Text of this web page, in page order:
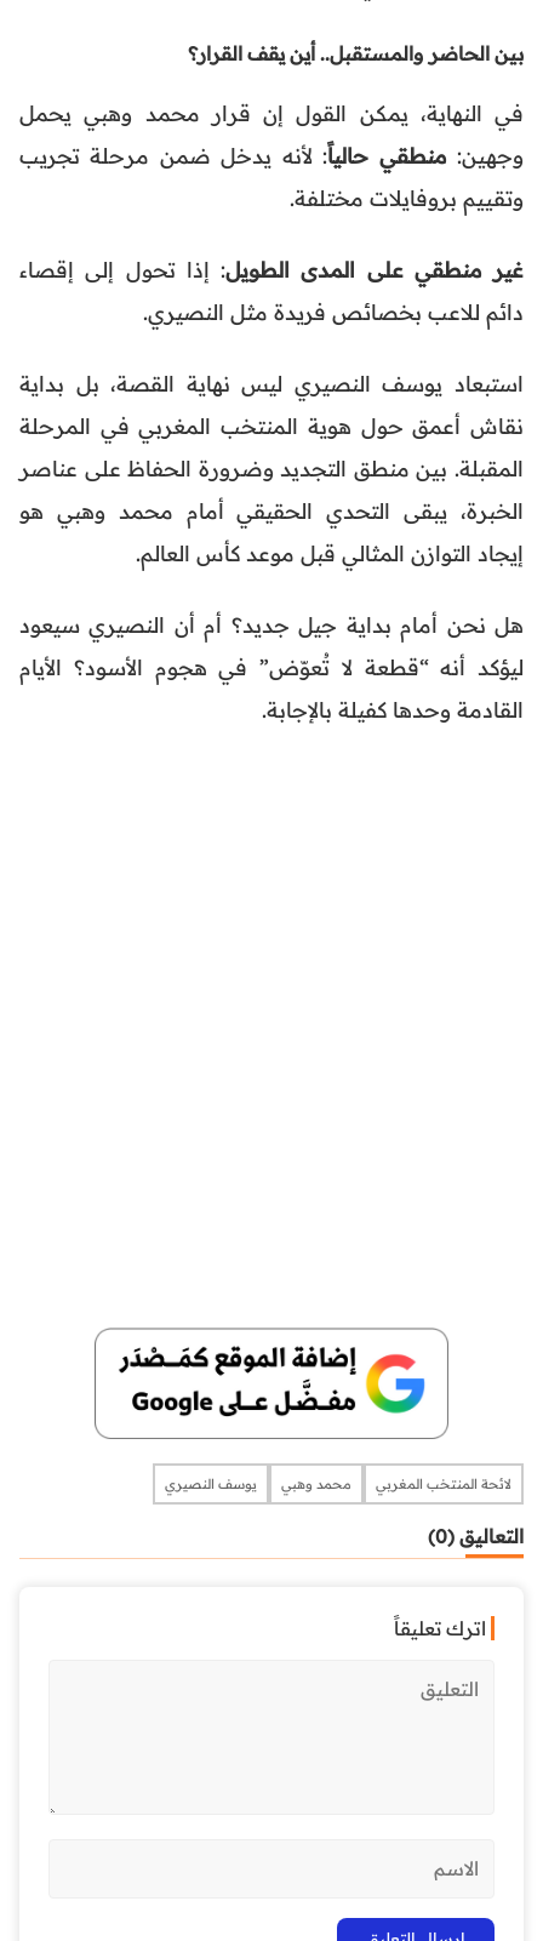
بين الحاضر والمستقبل.. أين يقف القرار؟
في النهاية، يمكن القول إن قرار محمد وهبي يحمل
وجهين: منطقي حالياً: لأنه يدخل ضمن مرحلة تجريب
وتقييم بروفايلات مختلفة.
غير منطقي على المدى الطويل: إذا تحول إلى إقصاء
دائم للاعب بخصائص فريدة مثل النصيري.
استبعاد يوسف النصيري ليس نهاية القصة، بل بداية
نقاش أعمق حول هوية المنتخب المغربي في المرحلة
المقبلة. بين منطق التجديد وضرورة الحفاظ على عناصر
الخبرة، يبقى التحدي الحقيقي أمام محمد وهبي هو
إيجاد التوازن المثالي قبل موعد كأس العالم.
هل نحن أمام بداية جيل جديد؟ أم أن النصيري سيعود
ليؤكد أنه “قطعة لا تُعوّض” في هجوم الأسود؟ الأيام
القادمة وحدها كفيلة بالإجابة.
لائحة المنتخب المغربي محمد وهبي يوسف النصيري
التعاليق (0)
اترك تعليقاً